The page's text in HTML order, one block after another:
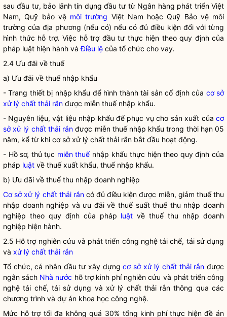
sau đầu tư, bảo lãnh tín dụng đầu tư từ Ngân hàng phát triển Việt
Nam, Quỹ bảo vệ môi trường Việt Nam hoặc Quỹ Bảo vệ môi
trường của địa phương (nếu có) nếu có đủ điều kiện đối với từng
hình thức hỗ trợ. Việc hỗ trợ đầu tư thực hiện theo quy định của
pháp luật hiện hành vàĐiều lệ của tổ chức cho vay.
2.4 Ưu đãi về thuế
a) Ưu đãi về thuế nhập khẩu
- Trang thiết bị nhập khẩu để hình thành tài sản cố định của cơ sở
xử lý chất thải rắn được miễn thuếnhập khẩu.
- Nguyên liệu, vật liệu nhập khẩu để phục vụ cho sản xuất của cơ
sở xử lý chất thải rắn được miễn thuếnhập khẩu trong thời hạn 05
năm, kể từ khi cơ sở xử lý chất thải rắn bắt đầu hoạt động.
- Hồ sơ, thủ tục miễn thuếnhập khẩu thực hiện theo quy định của
pháp luật về thuế xuất khẩu, thuế nhập khẩu.
b) Ưu đãi về thuế thu nhập doanh nghiệp
Cơ sở xử lý chất thải rắncó đủ điều kiện được miễn, giảm thuế thu
nhập doanh nghiệp và ưu đãi về thuế suất thuế thu nhập doanh
nghiệp theo quy định của pháp luật về thuế thu nhập doanh
nghiệp hiện hành.
2.5 Hỗ trợ nghiên cứu và phát triển công nghệ tái chế, tái sử dụng
và xử lý chất thải rắn
Tổ chức, cá nhân đầu tư xây dựngcơ sở xử lý chất thải rắn được
ngân sách Nhà nước hỗ trợ kinh phí nghiên cứu và phát triển công
nghệ tái chế, tái sử dụng và xử lý chất thải rắn thông qua các
chương trình và dự án khoa học công nghệ.
Mức hỗ trợ tối đa không quá 30% tổng kinh phí thực hiện đề án